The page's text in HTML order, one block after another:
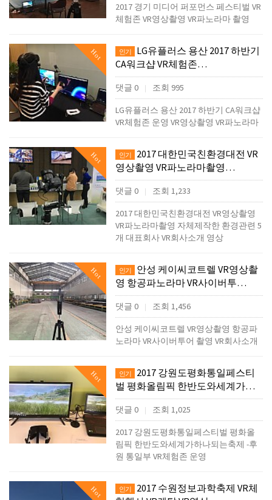
2017 경기 미디어 퍼포먼스 페스티벌 VR
체험존 VR영상촬영 VR파노라마 촬영
Hot 인기
LG유플러스 용산 2017 하반기
CA워크샵 VR체험존…
댓글 0 | 조회 995
LG유플러스 용산 2017 하반기 CA워크샵
VR체험존 운영 VR영상촬영 VR파노라마
Hot 인기
2017 대한민국친환경대전 VR
영상촬영 VR파노라마촬영…
댓글 0 | 조회 1,233
2017 대한민국친환경대전 VR영상촬영
VR파노라마촬영 자체제작한 환경관련 5
개 대표회사 VR회사소개 영상
Hot 인기
안성 케이씨코트렐 VR영상촬
영 항공파노라마 VR사이버투…
댓글 0 | 조회 1,456
안성 케이씨코트렐 VR영상촬영 항공파
노라마 VR사이버투어 촬영 VR회사소개
Hot 인기
2017 강원도평화통일페스티
벌 평화올림픽 한반도와세계가…
댓글 0 | 조회 1,025
2017 강원도평화통일페스티벌 평화올
림픽 한반도와세계가하나되는축제 -후
원 통일부 VR체험존 운영
Hot 인기
2017 수원정보과학축제 VR체